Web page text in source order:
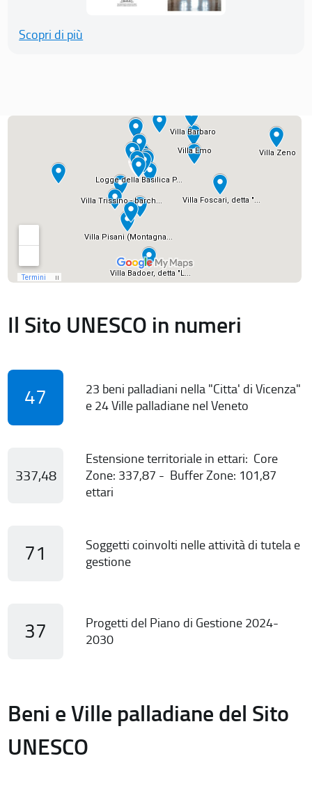
Scopri di più
Il Sito UNESCO in numeri
47
23 beni palladiani nella "Citta' di Vicenza"
e 24 Ville palladiane nel Veneto
337,48
Estensione territoriale in ettari: Core
Zone: 337,87 - Buffer Zone: 101,87
ettari
71
Soggetti coinvolti nelle attività di tutela e
gestione
37
Progetti del Piano di Gestione 2024-
2030
Beni e Ville palladiane del Sito
UNESCO